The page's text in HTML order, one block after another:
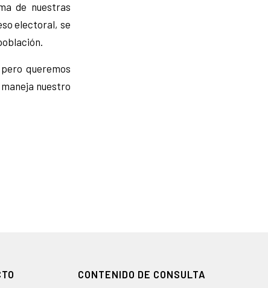
de nuestras
electoral, se
queremos
nuestro
CONTENIDO DE CONSULTA